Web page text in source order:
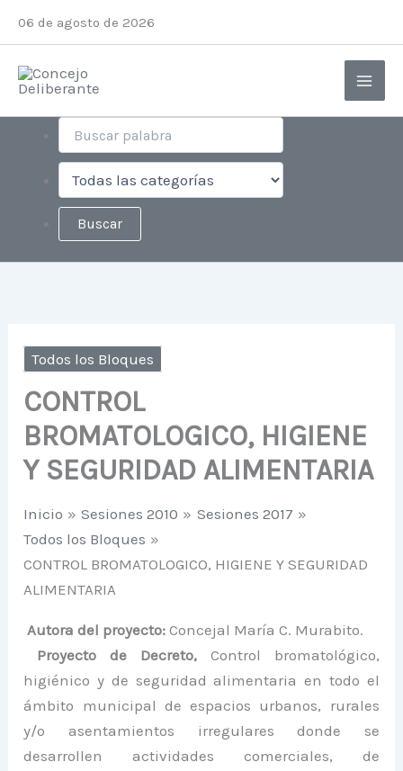
contenido
06 de agosto de 2026
Todos los Bloques
CONTROL
BROMATOLOGICO, HIGIENE
Y SEGURIDAD ALIMENTARIA
Inicio Sesiones 2010
Sesiones 2017
Todos los Bloques
CONTROL BROMATOLOGICO, HIGIENE Y SEGURIDAD
ALIMENTARIA
Autora del proyecto: Concejal María C. Murabito.
Proyecto de Decreto,Control bromatológico,
higiénico y de seguridad alimentaria en todo el
ámbito municipal de espacios urbanos, rurales
y/o asentamientos irregulares donde se
desarrollen actividades comerciales, de